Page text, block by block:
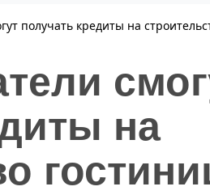
получать кредиты на
на